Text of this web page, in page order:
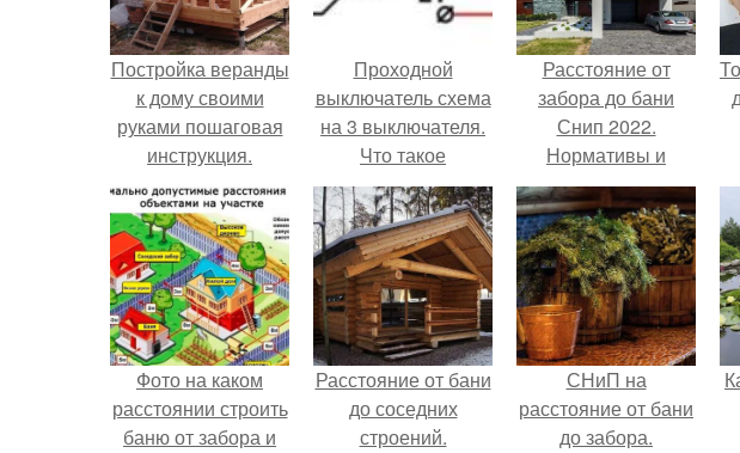
Постройка веранды
к дому своими
руками пошаговая
инструкция.
Основные правила
пристройки
веранды к дому и
его наружное
оформление
Проходной
выключатель схема
на 3 выключателя.
Что такое
проходной
выключатель и как
он работает
Расстояние от
забора до бани
Снип 2022.
Нормативы и
законы
Фото на каком
расстоянии строить
баню от забора и
Расстояние от бани
до соседних
строений.
СНиП на
расстояние от бани
до забора.